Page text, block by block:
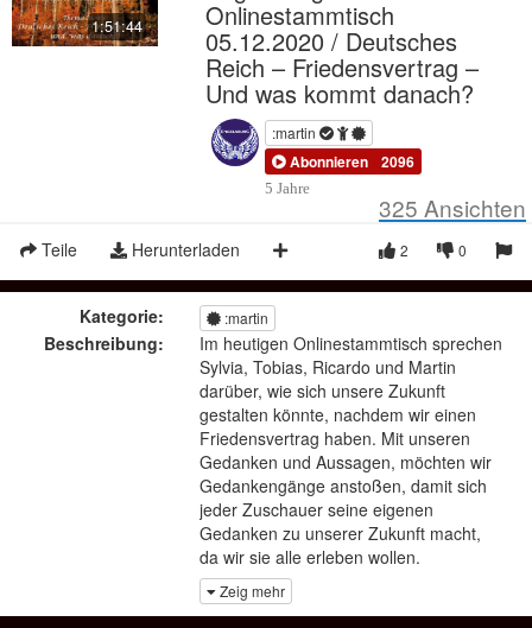
1:51:44 Onlinestammtisch
05.12.2020 / Deutsches
Reich – Friedensvertrag –
Und was kommt danach?
:martin
Abonnieren 2096
5 Jahre
325 Ansichten
Teile Herunterladen 0
2
Kategorie: :martin
Beschreibung:
Im heutigen Onlinestammtisch sprechen
Sylvia, Tobias, Ricardo und Martin
darüber, wie sich unsere Zukunft
gestalten könnte, nachdem wir einen
Friedensvertrag haben. Mit unseren
Gedanken und Aussagen, möchten wir
Gedankengänge anstoßen, damit sich
jeder Zuschauer seine eigenen
Gedanken zu unserer Zukunft macht,
da wir sie alle erleben wollen.
Zeig mehr